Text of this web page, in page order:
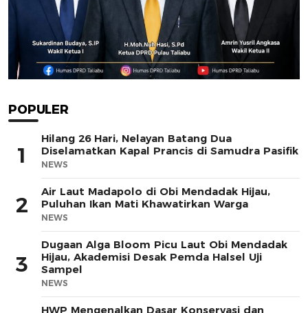
POPULER
1
Hilang 26 Hari, Nelayan Batang Dua
Diselamatkan Kapal Prancis di Samudra Pasifik
NEWS
2
Air Laut Madapolo di Obi Mendadak Hijau,
Puluhan Ikan Mati Khawatirkan Warga
NEWS
3
Dugaan Alga Bloom Picu Laut Obi Mendadak
Hijau, Akademisi Desak Pemda Halsel Uji
Sampel
NEWS
HWP Mengenalkan Dasar Konservasi dan